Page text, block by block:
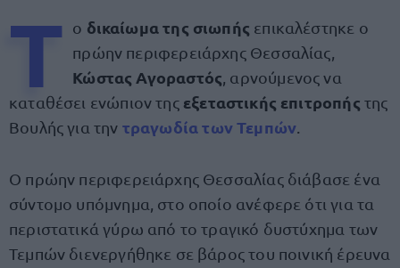
Τ ο δικαίωμα της σιωπής επικαλέστηκε ο
πρώην περιφερειάρχης Θεσσαλίας,
Κώστας Αγοραστός , αρνούμενος να
καταθέσει ενώπιον της εξεταστικής επιτροπής της
Βουλής για την τραγωδία των Τεμπών
Ο πρώην περιφερειάρχης Θεσσαλίας διάβασε ένα
σύντομο υπόμνημα, στο οποίο ανέφερε ότι για τα
περιστατικά γύρω από το τραγικό δυστύχημα των
Τεμπών διενεργήθηκε σε βάρος του ποινική έρευνα